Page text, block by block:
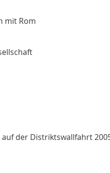
mit Rom
der Distriktswallfahrt